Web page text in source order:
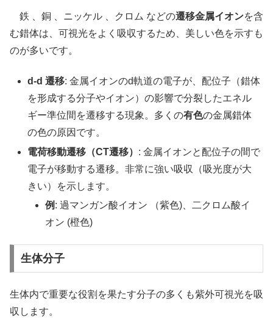
鉄 、銅 、ニッケル 、クロム などの遷移金属イオンを含
む錯体は、可視光をよく吸収するため、美しい色を示すも
のが多いです。
d-d 遷移: 金属イオンのd軌道の電子が、配位子（錯体
を形成する分子やイオン）の影響で分裂したエネル
ギー準位間を遷移する現象。多くの有色の金属錯体
の色の原因です。
電荷移動遷移（CT遷移） : 金属イオンと配位子の間で
電子が移動する遷移。非常に強い吸収（吸光度が大
きい）を示します。
例 : 過マンガン酸イオン （紫色)、二クロム酸イ
オン (橙色)
生体分子
生体内で重要な役割を果たす分子の多くも紫外可視光を吸
収します。